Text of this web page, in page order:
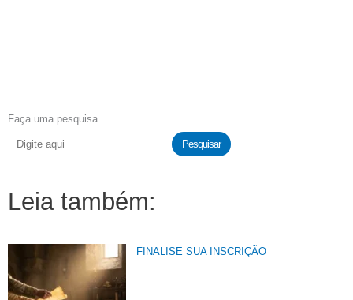
Faça uma pesquisa
Pesquisar
Leia também:
FINALISE SUA INSCRIÇÃO